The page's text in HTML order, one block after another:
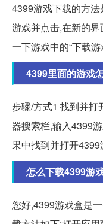
4399游戏下载的方
游戏并点击,在新的界
一下游戏中的“下载游
4399里面的游戏
步骤/方式1 找到并打
器搜索栏,输入4399
果中找到并打开4399
怎么下载4399游
您好,4399游戏盒是